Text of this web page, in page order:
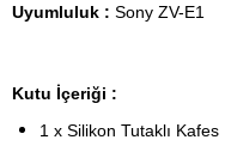
Uyumluluk : Sony ZV-E1
Kutu
1 x Silikon Tutaklı Kafes